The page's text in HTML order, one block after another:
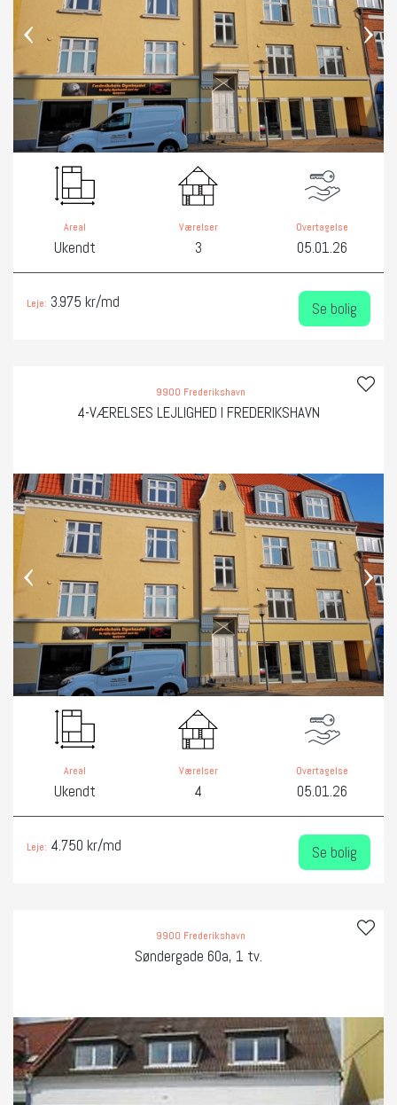
‹ ›
Areal
Ukendt
Værelser
3
Overtagelse
05.01.26
Leje: 3.975 kr/md Se bolig
9900 Frederikshavn
4-VÆRELSES LEJLIGHED I FREDERIKSHAVN
‹ ›
Areal
Ukendt
Værelser
4
Overtagelse
05.01.26
Leje: 4.750 kr/md Se bolig
9900 Frederikshavn
Søndergade 60a, 1 tv.